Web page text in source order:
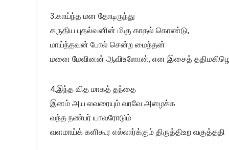
3.காய்ந்த மன தோடிருந்து
கருதிய புதல்வனின் மிகு காதல் கொண்டு,
மாய்ந்தவன் போல் சென்ற மைந்தன்
மனை மேவினன் ஆவிஉளோன், என இசைத்
4.இந்த வித மாகத் தந்தை
இனம் அய லவரையும் வரவே அழைக்க
வந்த நண்பர் யாவரோடும்
வளமாய்க் களிகூர எல்லார்க்கும் திருத்திஉற வகுத்ததி